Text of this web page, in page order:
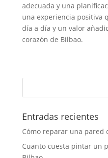
adecuada y una
una experiencia positiva
día a día y un valor
corazón de Bilbao.
Entradas recientes
Cómo reparar una pared
Cuanto cuesta pintar un